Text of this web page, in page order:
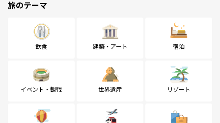
旅のテーマ
飲食 建築・アート 宿泊
イベント・観戦 世界遺産 リゾート